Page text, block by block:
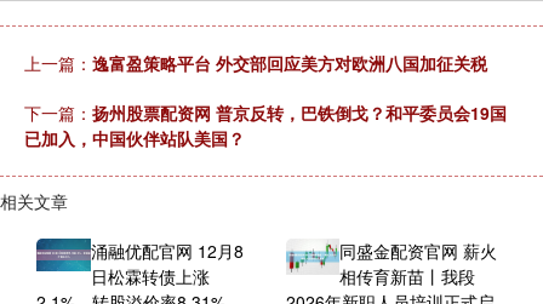
上一篇： 逸富盈策略平台 外交部回应美方对欧洲八国加征关税
下一篇： 扬州股票配资网 普京反转，巴铁倒戈？和平委员会19国
已加入，中国伙伴站队美国？
相关文章
涌融优配官网 12月8
日松霖转债上涨
同盛金配资官网 薪火
相传育新苗丨我段